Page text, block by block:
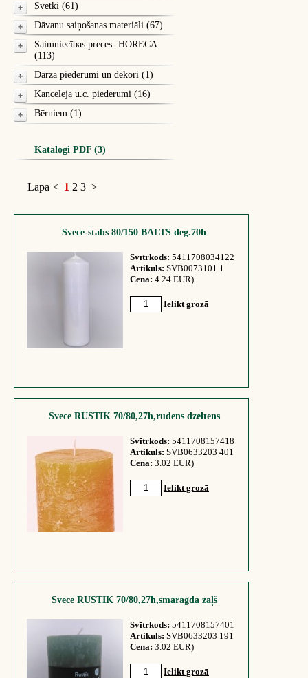
Svētki (61)
Dāvanu saiņošanas materiāli (67)
Saimniecības preces- HORECA
(113)
Dārza piederumi un dekori (1)
Kanceleja u.c. piederumi (16)
Bērniem (1)
Katalogi PDF (3)
Lapa < 1 2 3 >
Svece-stabs 80/150 BALTS deg.70h
Svītrkods: 5411708034122
Artikuls: SVB0073101 1
Cena: 4.24 EUR)
Ielikt grozā
Svece RUSTIK 70/80,27h,rudens dzeltens
Svītrkods: 5411708157418
Artikuls: SVB0633203 401
Cena: 3.02 EUR)
Ielikt grozā
Svece RUSTIK 70/80,27h,smaragda zaļš
Svītrkods: 5411708157401
Artikuls: SVB0633203 191
Cena: 3.02 EUR)
Ielikt grozā